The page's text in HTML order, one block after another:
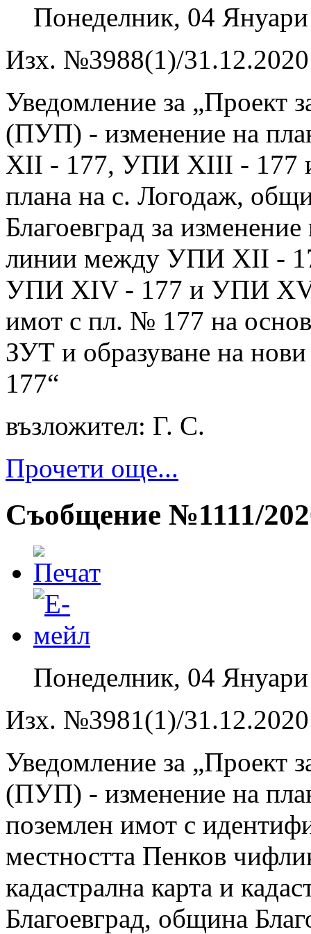
Понеделник, 04
Изх. №3988(1)/31.12.2020
Уведомление за „Проект
(ПУП) - изменение на
XII - 177, УПИ XIII - 177
плана на с. Логодаж,
Благоевград за
линии между УПИ XII -
УПИ XIV - 177 и УПИ XV
имот с пл. № 177 на
ЗУТ и образуване на
177“
възложител: Г. С.
Прочети още...
Съобщение №1111/
Понеделник, 04
Изх. №3981(1)/31.12.2020
Уведомление за „Проект
(ПУП) - изменение на
поземлен имот с
местността Пенков
кадастрална карта и
Благоевград, община